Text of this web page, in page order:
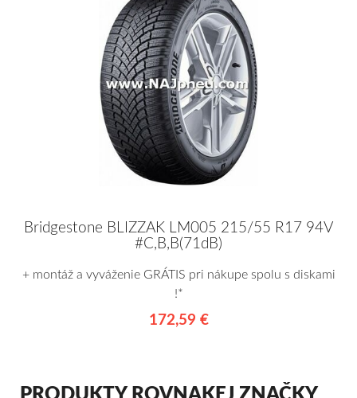
Bridgestone BLIZZAK LM005 215/55 R17 94V
#C,B,B(71dB)
+ montáž a vyváženie GRÁTIS pri nákupe spolu s diskami
!*
172,59 €